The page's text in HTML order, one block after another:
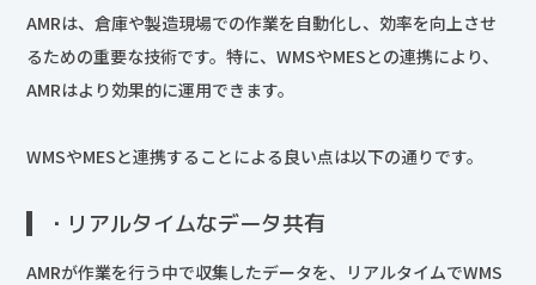
AMRは、倉庫や製造現場での作業を自動化し、効率を向上させ
るための重要な技術です。特に、WMSやMESとの連携により、
AMRはより効果的に運用できます。
WMSやMESと連携することによる良い点は以下の通りです。
・リアルタイムなデータ共有
AMRが作業を行う中で収集したデータを、リアルタイムでWMS